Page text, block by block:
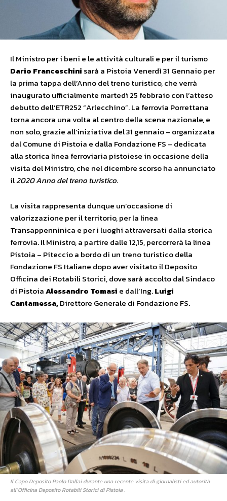
Il Ministro per i beni e le attività culturali e per il turismo
Dario Franceschini sarà a Pistoia Venerdì 31 Gennaio per
la prima tappa dell’Anno del treno turistico, che verrà
inaugurato ufficialmente martedì 25 febbraio con l’atteso
debutto dell’ETR252 “Arlecchino”. La ferrovia Porrettana
torna ancora una volta al centro della scena nazionale, e
non solo, grazie all’iniziativa del 31 gennaio – organizzata
dal Comune di Pistoia e dalla Fondazione FS – dedicata
alla storica linea ferroviaria pistoiese in occasione della
visita del Ministro, che nel dicembre scorso ha annunciato
il2020 Anno del treno turistico.
La visita rappresenta dunque un’occasione di
valorizzazione per il territorio, per la linea
Transappenninica e per i luoghi attraversati dalla storica
ferrovia. Il Ministro, a partire dalle 12,15, percorrerà la linea
Pistoia – Piteccio a bordo di un treno turistico della
Fondazione FS Italiane dopo aver visitato il Deposito
Officina dei Rotabili Storici, dove sarà accolto dal Sindaco
di PistoiaAlessandro Tomasi e dall’Ing.Luigi
Cantamessa,Direttore Generale di Fondazione FS.
Il Capo Deposito Paolo Dallai durante una recente visita di giornalisti ed autorità
all’Officina Deposito Rotabili Storici di Pistoia .